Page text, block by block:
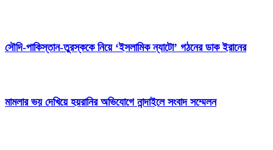
সৌদি-পাকিস্তান-তুরস্ককে নিয়ে ‘ইসলামিক ন্যাটো’ গঠনের ডাক ইরানের
মামলার ভয় দেখিয়ে হয়রানির অভিযোগে নান্দাইলে সংবাদ সম্মেলন